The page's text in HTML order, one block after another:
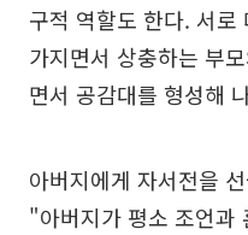
구적 역할도 한다. 서로
가지면서 상충하는 부
면서 공감대를 형성해
아버지에게 자서전을
"아버지가 평소 조언과